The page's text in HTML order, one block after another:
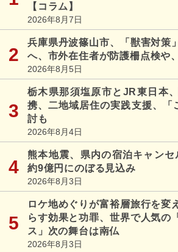
【コラム】
2026年8月7日
兵庫県丹波篠山市、「獣害対策
へ、市外在住者が防護柵点検や
2026年8月5日
栃木県那須塩原市とJR東日本
携、二地域居住の実践支援、「
討も
2026年8月4日
熊本地震、県内の宿泊キャンセ
約9億円にのぼる見込み
2026年8月3日
ロケ地めぐりが富裕層旅行を変
らす効果と功罪、世界で人気の
ス」次の舞台は南仏
2026年8月3日